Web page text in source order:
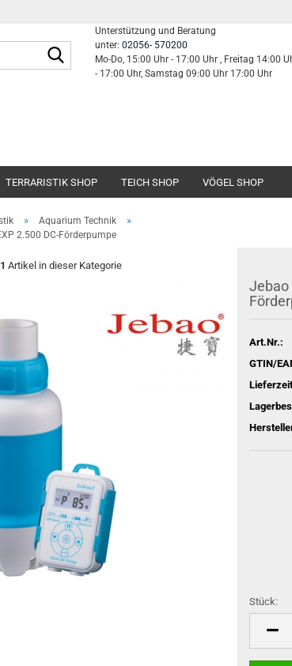
Suche...
Unterstützung und Beratung
unter: 02056- 570200
Mo-Do, 15:00 Uhr - 17:00 Uhr , Freitag 14:00
- 17:00 Uhr, Samstag 09:00 Uhr 17:00 Uhr
TERRARISTIK SHOP TEICH SHOP VÖGEL SHOP
» Aquarium Technik »
2.500 DC-Förderpumpe
Artikel in dieser Kategorie
Jebao
Art.Nr.:
GTIN/
Stück:
Stück